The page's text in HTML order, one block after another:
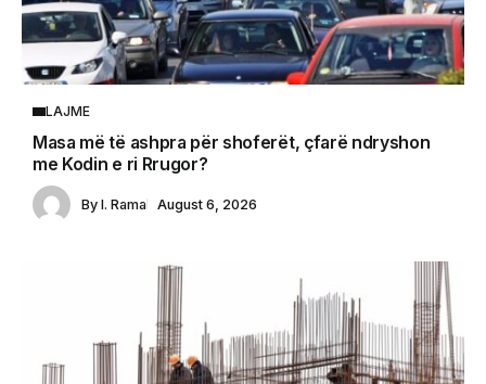
LAJME
Masa më të ashpra për shoferët, çfarë ndryshon
me Kodin e ri Rrugor?
By I. Rama August 6, 2026